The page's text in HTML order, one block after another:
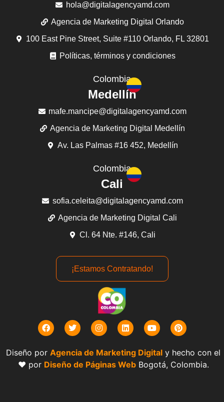
hola@digitalagencyamd.com
Agencia de Marketing Digital Orlando
100 East Pine Street, Suite #110 Orlando, FL 32801
Políticas, términos y condiciones
Colombia
Medellín
mafe.mancipe@digitalagencyamd.com
Agencia de Marketing Digital Medellín
Av. Las Palmas #16 452, Medellín
Colombia
Cali
sofia.celeita@digitalagencyamd.com
Agencia de Marketing Digital Cali
Cl. 64 Nte. #146, Cali
¡Estamos Contratando!
Diseño por Agencia de Marketing Digital y hecho con el
❤️ por Diseño de Páginas WebBogotá, Colombia.